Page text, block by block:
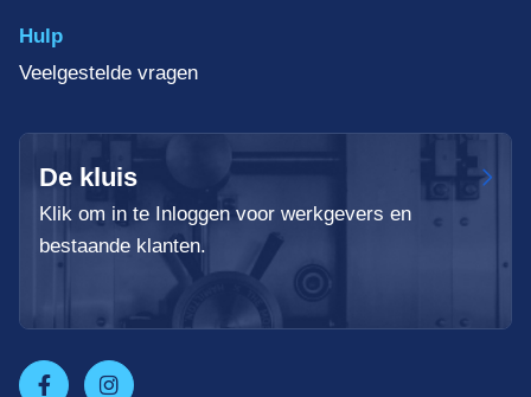
Hulp
Veelgestelde vragen
De kluis
Klik om in te Inloggen voor werkgevers en
bestaande klanten.